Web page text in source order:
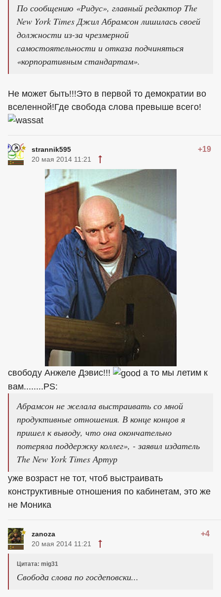
По сообщению «Ридус», главный редактор The
New York Times Джил Абрамсон лишилась своей
должности из-за чрезмерной
самостоятельности и отказа подчиняться
«корпоративным стандартам».
Не может быть!!!Это в первой то демократии во
вселенной!Где свобода слова превыше всего!
strannik595 +19
20 мая 2014 11:21
свободу Анжеле Дэвис!!!
а то мы летим к
вам........РS:
Абрамсон не желала выстраивать со мной
продуктивные отношения. В конце концов я
пришел к выводу, что она окончательно
потеряла поддержку коллег», - заявил издатель
The New York Times Артур
уже возраст не тот, чтоб выстраивать
конструктивные отношения по кабинетам, это же
не Моника
zanoza +4
20 мая 2014 11:21
Цитата: mig31
Свобода слова по госдеповски...